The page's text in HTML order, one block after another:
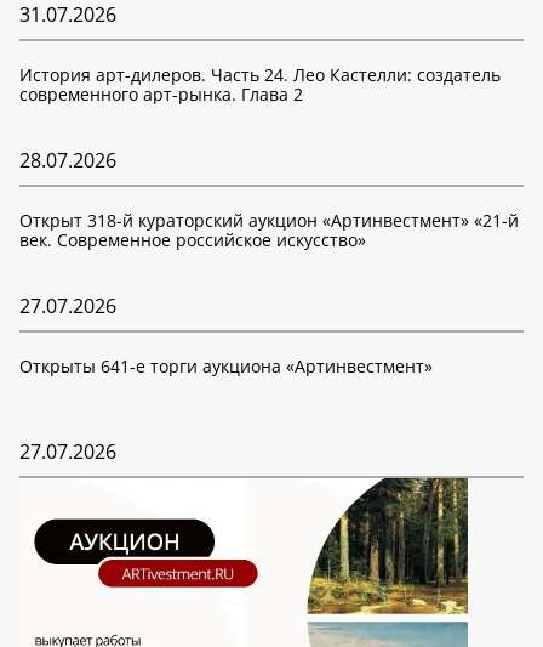
31.07.2026
История арт-дилеров. Часть 24. Лео Кастелли: создатель
современного арт-рынка. Глава 2
28.07.2026
Открыт 318-й кураторский аукцион «Артинвестмент» «21-й
век. Современное российское искусство»
27.07.2026
Открыты 641-е торги аукциона «Артинвестмент»
27.07.2026